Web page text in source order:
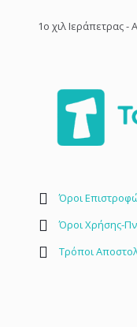
1o χιλ Ιεράπετρας -
Όροι
Όροι Χρήσης-
Τρόποι